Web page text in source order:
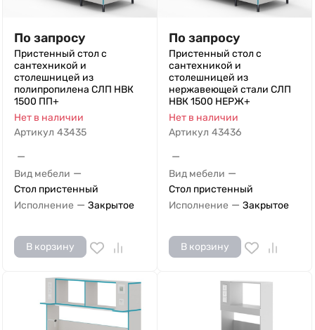
По запросу
Пристенный стол с
сантехникой и
столешницей из
полипропилена СЛП НВК
1500 ПП+
Нет в наличии
Артикул 43435
—
Вид мебели —
Стол пристенный
Исполнение — Закрытое
В корзину
По запросу
Пристенный стол с
сантехникой и
столешницей из
нержавеющей стали СЛП
НВК 1500 НЕРЖ+
Нет в наличии
Артикул 43436
—
Вид мебели —
Стол пристенный
Исполнение — Закрытое
В корзину